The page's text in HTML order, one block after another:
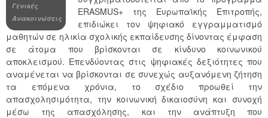
Γενικές
Ανακοινώσεις
ERASMUS+ της Ευρωπαϊκής Επιτροπής,
επιδιώκει τον ψηφιακό εγγραμματισμό
μαθητών σε ηλικία σχολικής εκπαίδευσης δίνοντας έμφαση
σε άτομα που βρίσκονται σε κίνδυνο κοινωνικού
αποκλεισμού. Επενδύοντας στις ψηφιακές δεξιότητες που
αναμένεται να βρίσκονται σε συνεχώς αυξανόμενη ζήτηση
τα επόμενα χρόνια, το σχέδιο προωθεί την
απασχολησιμότητα, την κοινωνική δικαιοσύνη και συνοχή
μέσω της απασχόλησης, και την ανάπτυξη που